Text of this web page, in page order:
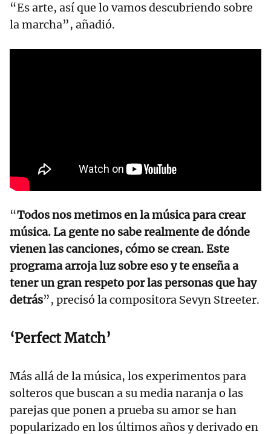
“Es arte, así que lo vamos descubriendo sobre
la marcha”, añadió.
“Todos nos metimos en la música para crear
música. La gente no sabe realmente de dónde
vienen las canciones, cómo se crean. Este
programa arroja luz sobre eso y te enseña a
tener un gran respeto por las personas que hay
detrás”, precisó la compositora Sevyn Streeter.
‘Perfect Match’
Más allá de la música, los experimentos para
solteros que buscan a su media naranja o las
parejas que ponen a prueba su amor se han
popularizado en los últimos años y derivado en